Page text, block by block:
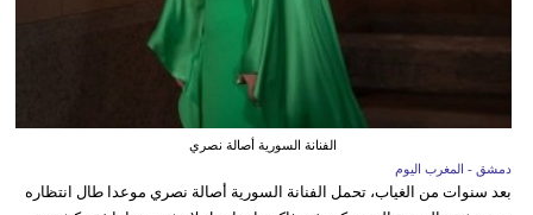
الفنانة السورية أصالة نصري
دمشق - المغرب اليوم
بعد سنوات من الغياب، تحمل الفنانة السورية أصالة نصري موعدا طال انتظاره